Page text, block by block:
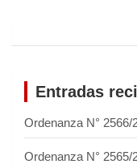
Entradas
Ordenanza N° 2566/
Ordenanza N° 2565/